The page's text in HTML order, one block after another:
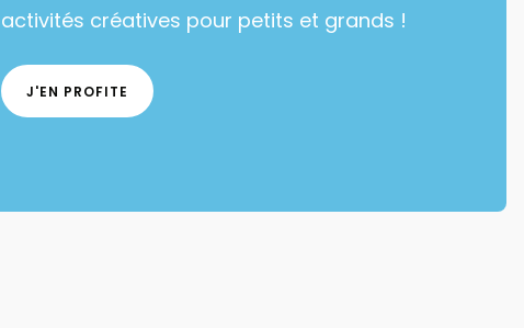
activités créatives pour petits et grands !
J'EN PROFITE